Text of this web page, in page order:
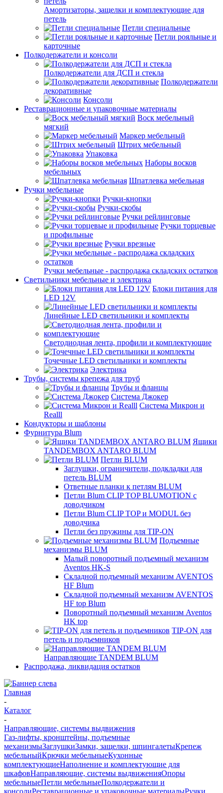
Амортизаторы, защелки и комплектующие для
петель
Петли специальные
Петли рояльные и
карточные
Полкодержатели и консоли
Полкодержатели для ДСП и стекла
Полкодержатели
декоративные
Консоли
Реставрационные и упаковочные материалы
Воск мебельный
мягкий
Маркер мебельный
Штрих мебельный
Упаковка
Наборы восков
мебельных
Шпатлевка мебельная
Ручки мебельные
Ручки-кнопки
Ручки-скобы
Ручки рейлинговые
Ручки торцевые
и профильные
Ручки врезные
Ручки мебельные - распродажа складских остатков
Светильники мебельные и электрика
Блоки питания для
LED 12V
Линейные LED светильники и комплекты
Светодиодная лента, профили и комплектующие
Точечные LED светильники и комплекты
Электрика
Трубы, системы крепежа для труб
Трубы и фланцы
Система Джокер
Система Микрон и
Realll
Кондукторы и шаблоны
Фурнитура Blum
Ящики
TANDEMBOX ANTARO BLUM
Петли BLUM
Заглушки, ограничители, подкладки для
петель BLUM
Ответные планки к петлям BLUM
Петли Blum CLIP TOP BLUMOTION с
доводчиком
Петли Blum CLIP TOP и MODUL без
доводчика
Петли без пружины для TIP-ON
Подъемные
механизмы BLUM
Малый поворотный подъемный механизм
Aventos HK-S
Складной подъемный механизм AVENTOS
HF Blum
Складной подъемный механизм AVENTOS
HF top Blum
Поворотный подъемный механизм Aventos
HK top
TIP-ON для
петель и подъемников
Направляющие TANDEM BLUM
Распродажа, ликвидация остатков
Главная
-
Каталог
-
Направляющие, системы выдвижения
Газ-лифты, кронштейны, подъемные
механизмыЗаглушкиЗамки, защелки, шпингалетыКрепеж
мебельныйКрючки мебельныеКухонные
комплектующиеНаполнение и комплектующие для
шкафовНаправляющие, системы выдвиженияОпоры
мебельныеПетли мебельныеПолкодержатели и
консолиРеставрационные и упаковочные материалыРучки